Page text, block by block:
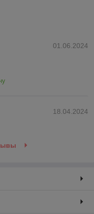
01.06.2024
18.04.2024